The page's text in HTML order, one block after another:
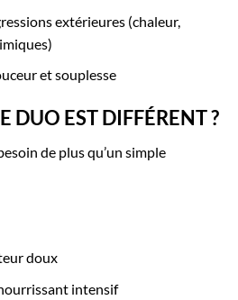
extérieures (chaleur,
et souplesse
DUO EST DIFFÉRENT ?
de plus qu’un simple
doux
intensif